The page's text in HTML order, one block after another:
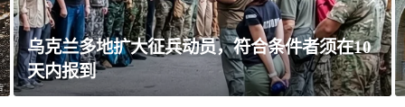
黄土高原窑洞凭啥能冬暖夏凉？老祖宗的智慧
太绝了！